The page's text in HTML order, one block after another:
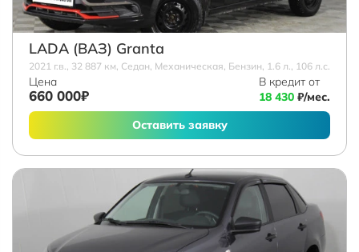
LADA (ВАЗ) Granta
2021 г.в., 32 887 км, Седан, Механическая, Бензин, 1.6 л., 106 л.с.
Цена
660 000₽
В кредит от
18 430 ₽/мес.
Оставить заявку